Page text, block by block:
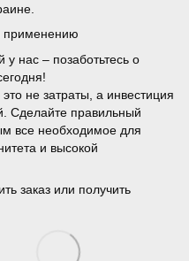
применению
у нас – позаботьтесь о
не затраты, а инвестиция
Сделайте правильный
все необходимое для
и высокой
заказ или получить